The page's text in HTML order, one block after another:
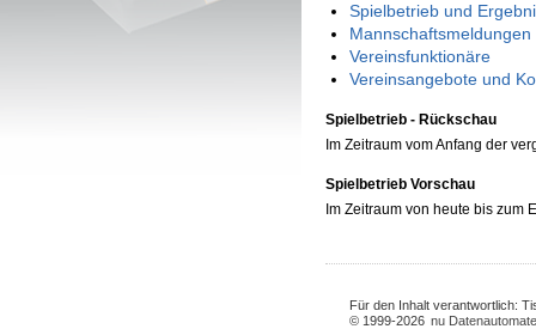
Spielbetrieb und
Vereinsfunktionäre
Vereinsangebote und
Spielbetrieb - Rückschau
Im Zeitraum vom Anfang der
Spielbetrieb Vorschau
Im Zeitraum von heute bis zum
Für den Inhalt verantwortlich:
© 1999-2026 nu